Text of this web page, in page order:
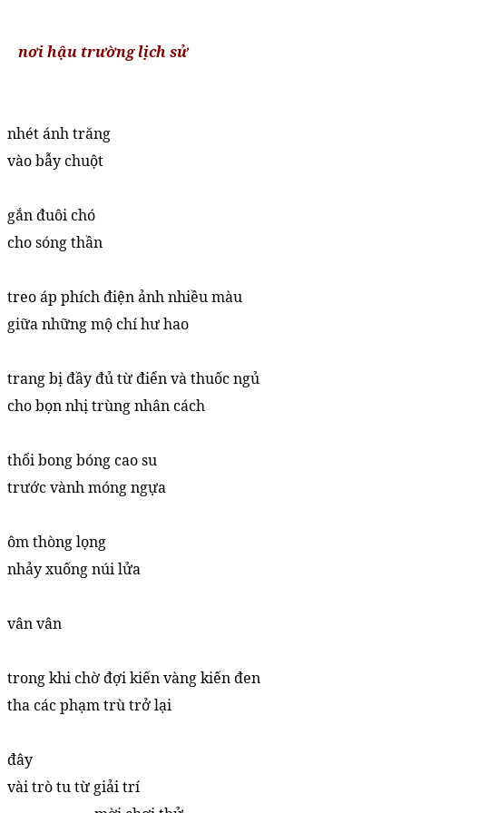
nơi hậu trường lịch sử
nhét ánh trăng
vào bẫy chuột
gắn đuôi chó
cho sóng thần
treo áp phích điện ảnh nhiều màu
giữa những mộ chí hư hao
trang bị đầy đủ từ điển và thuốc ngủ
cho bọn nhị trùng nhân cách
thổi bong bóng cao su
trước vành móng ngựa
ôm thòng lọng
nhảy xuống núi lửa
vân vân
trong khi chờ đợi kiến vàng kiến đen
tha các phạm trù trở lại
đây
vài trò tu từ giải trí